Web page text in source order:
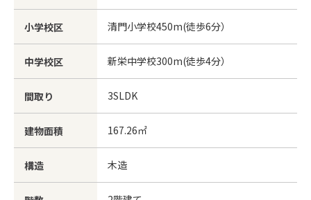
小学校区 清門小学校450m(徒歩6分）
中学校区 新栄中学校300m(徒歩4分）
間取り 3SLDK
建物面積 167.26㎡
構造 木造